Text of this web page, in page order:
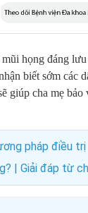
họng đáng
biết sớm
giúp cha mẹ
pháp điều trị
| Giải đáp từ